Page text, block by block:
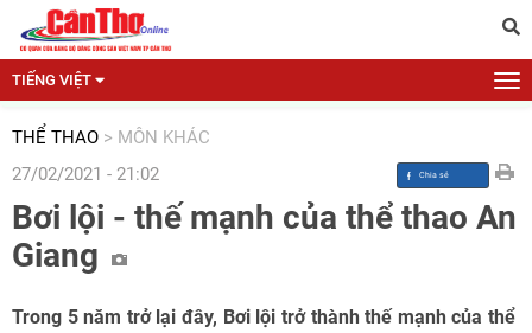
TIẾNG VIỆT
THỂ THAO > MÔN KHÁC
27/02/2021 - 21:02
Bơi lội - thế mạnh của thể thao An
Giang
Trong 5 năm trở lại đây, Bơi lội trở thành thế mạnh của thể